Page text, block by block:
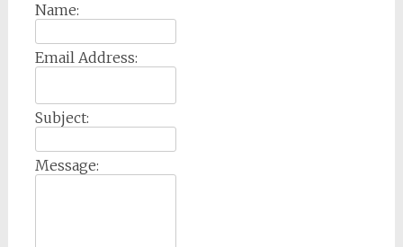
Name:
Email Address:
Subject:
Message: